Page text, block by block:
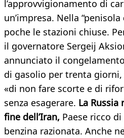
l’approvvigionamento di
un’impresa. Nella
poche le stazioni chiuse.
il governatore Sergeij
annunciato il
di gasolio per trenta
«di non fare scorte e di
senza esagerare. La Russia
fine dell’Iran, Paese ricco
benzina razionata. Anche